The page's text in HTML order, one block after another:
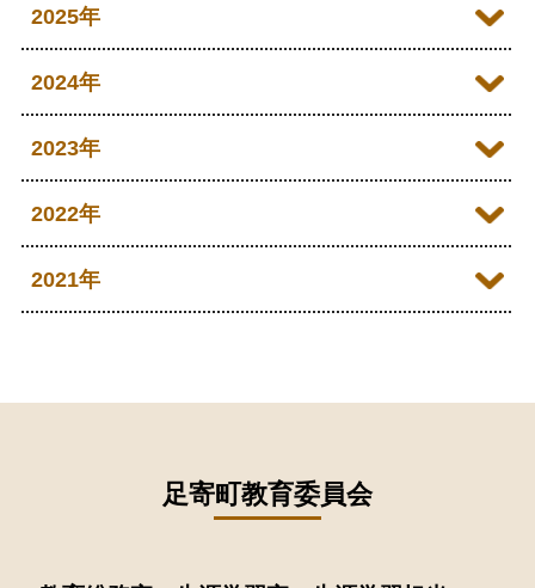
2026年07月
2026年05月
2025年
2025年09月
2024年
2024年10月
2024年07月
2023年
2023年11月
2023年09月
2023年04月
2022年
2022年12月
2022年08月
2021年
2021年09月足寄町教育委員会